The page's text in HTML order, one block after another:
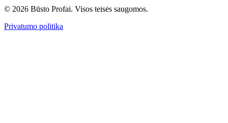
© 2026 Būsto Profai. Visos teisės saugomos.
Privatumo politika